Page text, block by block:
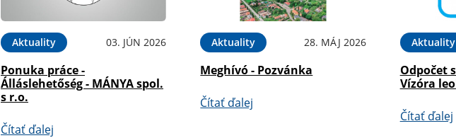
Aktuality 03. JÚN 2026
Ponuka práce -
Álláslehetőség - MÁNYA spol.
s r.o.
Čítať ďalej
Aktuality 28. MÁJ 2026
Meghívó - Pozvánka
Čítať ďalej
Aktuality
Odpočet
Vízóra
Čítať ďalej